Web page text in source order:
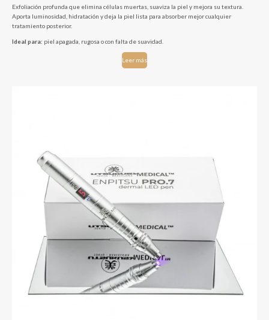
Exfoliación profunda que elimina células muertas, suaviza la piel y mejora su textura.
Aporta luminosidad, hidratación y deja la piel lista para absorber mejor cualquier
tratamiento posterior.
Ideal para: piel apagada, rugosa o con falta de suavidad.
Leer más